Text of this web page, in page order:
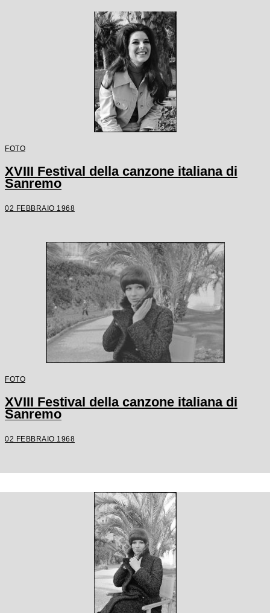
FOTO
XVIII Festival della canzone italiana di
Sanremo
02 FEBBRAIO 1968
FOTO
XVIII Festival della canzone italiana di
Sanremo
02 FEBBRAIO 1968